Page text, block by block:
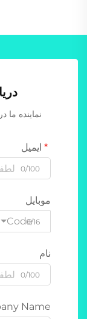
نماینده
ایمیل
0/100
موبایل
Code0/16
نام
0/100
Name